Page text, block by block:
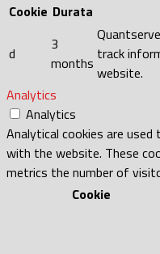
Cookie Durata
d
3
months track
website.
Analytics
Analytics
Analytical cookies are
with the website. These
metrics the number of
Cookie